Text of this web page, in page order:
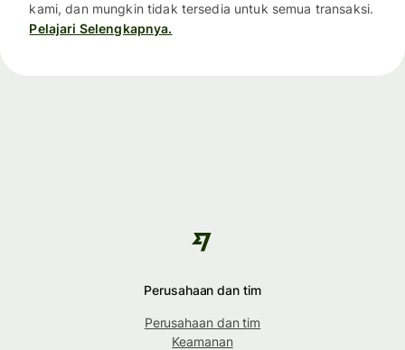
kami, dan mungkin tidak tersedia untuk semua transaksi.
Pelajari Selengkapnya.
Perusahaan dan tim
Perusahaan dan tim
Keamanan